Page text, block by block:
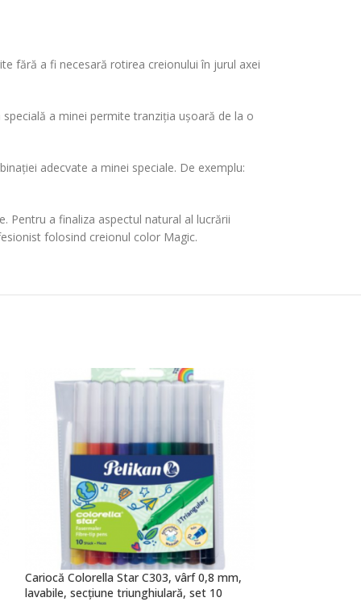
fără a fi necesară rotirea creionului în jurul axei
a minei permite tranziția ușoară de la o
adecvate a minei speciale. De exemplu:
Pentru a finaliza aspectul natural al lucrării
folosind creionul color Magic.
Cariocă Colorella Star C303, vârf 0,8 mm,
lavabile, secțiune triunghiulară, set 10